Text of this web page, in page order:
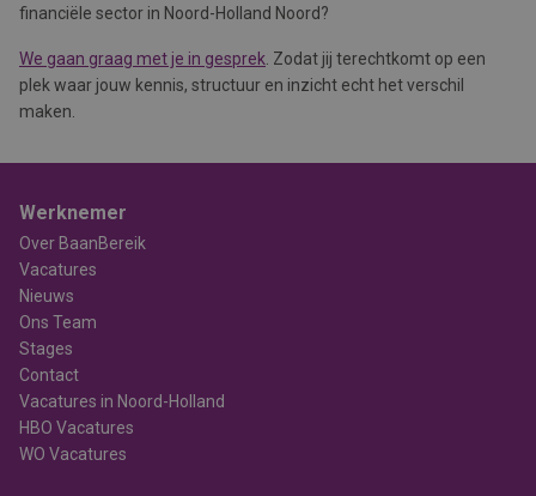
financiële sector in Noord-Holland Noord?
We gaan graag met je in gesprek . Zodat jij terechtkomt op een
plek waar jouw kennis, structuur en inzicht echt het verschil
maken.
Werknemer
Over BaanBereik
Vacatures
Nieuws
Ons Team
Stages
Contact
Vacatures in Noord-Holland
HBO Vacatures
WO Vacatures